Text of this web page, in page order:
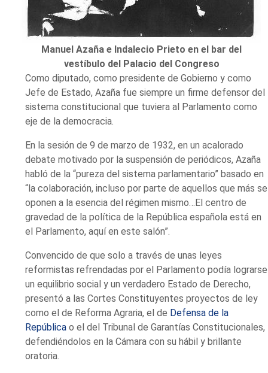
Manuel Azaña e Indalecio Prieto en el bar del
vestíbulo del Palacio del Congreso
Como diputado, como presidente de Gobierno y como
Jefe de Estado, Azaña fue siempre un firme defensor del
sistema constitucional que tuviera al Parlamento como
eje de la democracia.
En la sesión de 9 de marzo de 1932, en un acalorado
debate motivado por la suspensión de periódicos, Azaña
habló de la “pureza del sistema parlamentario” basado en
“la colaboración, incluso por parte de aquellos que más se
oponen a la esencia del régimen mismo…El centro de
gravedad de la política de la República española está en
el Parlamento, aquí en este salón”.
Convencido de que solo a través de unas leyes
reformistas refrendadas por el Parlamento podía lograrse
un equilibrio social y un verdadero Estado de Derecho,
presentó a las Cortes Constituyentes proyectos de ley
como el de Reforma Agraria, el de Defensa de la
República o el del Tribunal de Garantías Constitucionales,
defendiéndolos en la Cámara con su hábil y brillante
oratoria.